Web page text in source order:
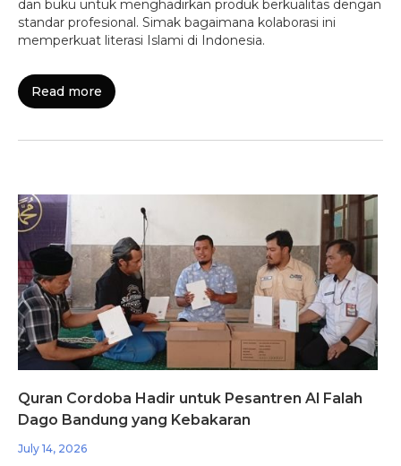
dan buku untuk menghadirkan produk berkualitas dengan
standar profesional. Simak bagaimana kolaborasi ini
memperkuat literasi Islami di Indonesia.
Read more
Quran Cordoba Hadir untuk Pesantren Al Falah
Dago Bandung yang Kebakaran
July 14, 2026